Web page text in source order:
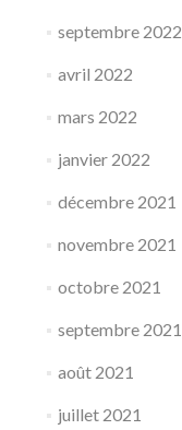
septembre 2022
avril 2022
mars 2022
janvier 2022
décembre 2021
novembre 2021
octobre 2021
septembre 2021
août 2021
juillet 2021